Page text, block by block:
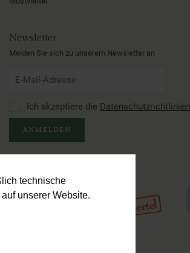
technische
unserer Website.
Newsletter
Melden Sie sich zu unserem Newsletter an
Ich akzeptiere die Datenschutzrichtlinien
ANMELDEN